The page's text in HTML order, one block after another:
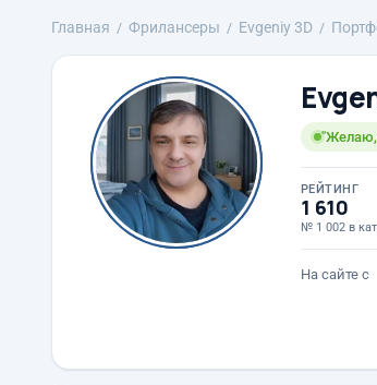
Главная Фрилансеры Evgeniy 3D
"Желаю,
РЕЙТИНГ
1 610
№ 1 002 в
На сайте с